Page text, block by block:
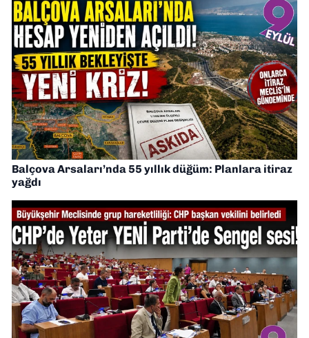
Balçova Arsaları’nda 55 yıllık düğüm: Planlara itiraz
yağdı